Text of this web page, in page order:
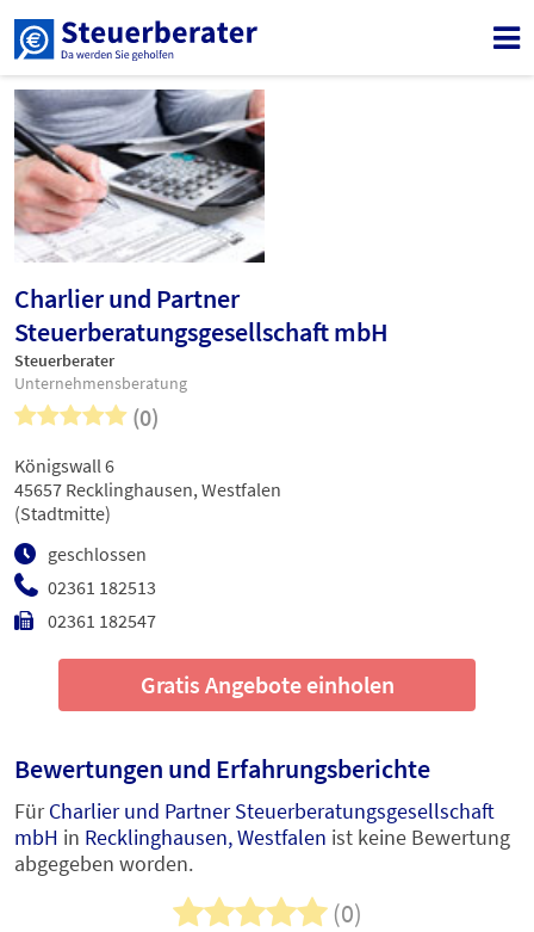
Charlier und Partner
Steuerberatungsgesellschaft mbH
Steuerberater
Unternehmensberatung
(0)
02361 182513
02361 182547
geschlossen
Königswall 6
45657 Recklinghausen, Westfalen
(Stadtmitte)
Gratis Angebote einholen
Bewertungen und Erfahrungsberichte
FürCharlier und Partner Steuerberatungsgesellschaft
mbH in Recklinghausen, Westfalen ist keine Bewertung
abgegeben worden.
(0)